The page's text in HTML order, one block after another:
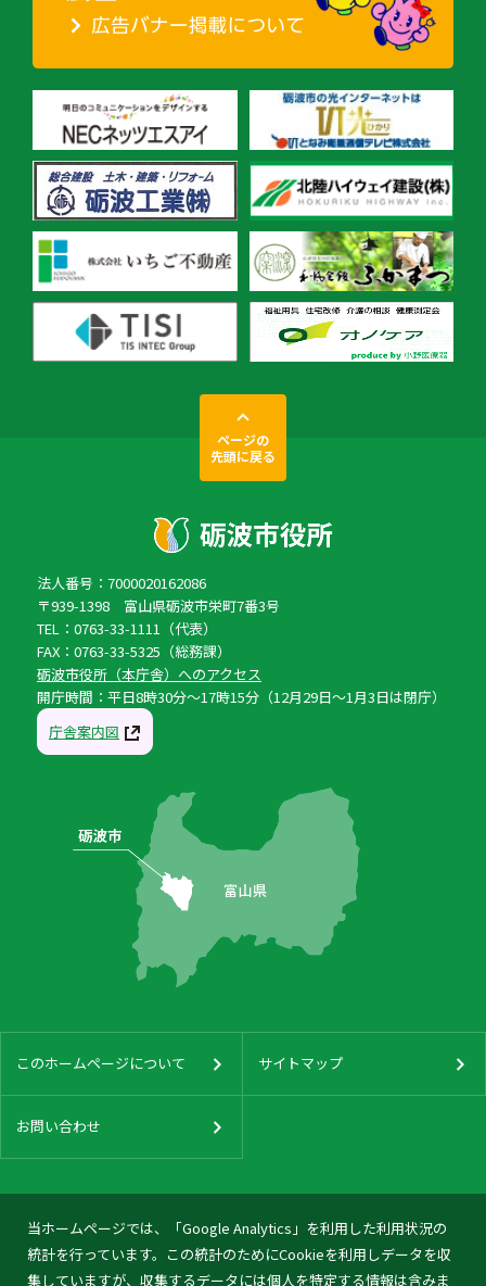
当ホームページでは、「Google Analytics」を利用した利用状況の
統計を行っています。この統計のためにCookieを利用しデータを収
集していますが、収集するデータには個人を特定する情報は含みま
ページの
先頭に戻る
法人番号：7000020162086
〒939-1398 富山県砺波市栄町7番3号
TEL：0763-33-1111（代表）
FAX：0763-33-5325（総務課）
砺波市役所（本庁舎）へのアクセス
開庁時間：平日8時30分〜17時15分（12月29日〜1月3日は閉庁）
庁舎案内図
このホームページについて サイトマップ
お問い合わせ